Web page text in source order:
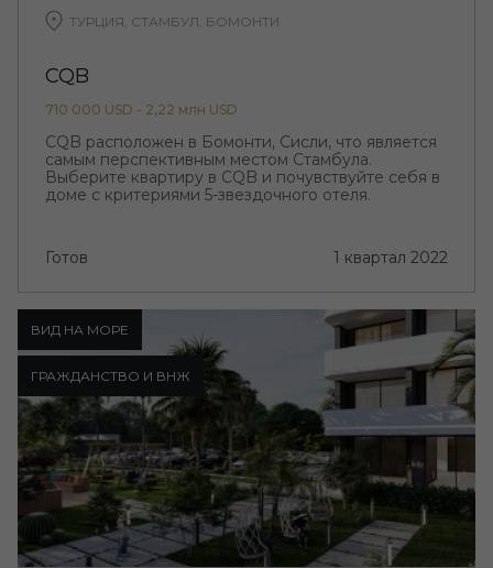
ТУРЦИЯ, СТАМБУЛ, БОМОНТИ
CQB
710 000 USD - 2,22 млн USD
CQB расположен в Бомонти, Сисли, что является
самым перспективным местом Стамбула.
Выберите квартиру в CQB и почувствуйте себя в
доме с критериями 5-звездочного отеля.
Готов 1 квартал 2022
ВИД НА МОРЕ
ГРАЖДАНСТВО И ВНЖ